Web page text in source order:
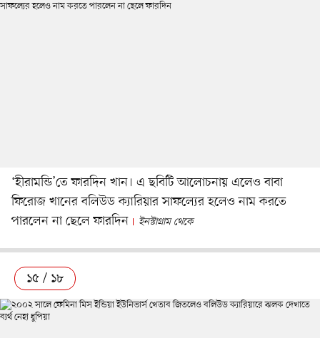
‘হীরামন্ডি’তে ফারদিন খান। এ ছবিটি আলোচনায় এলেও বাবা
ফিরোজ খানের বলিউড ক্যারিয়ার সাফল্যের হলেও নাম করতে
পারলেন না ছেলে ফারদিন
ইনস্টাগ্রাম থেকে
১৫ / ১৮